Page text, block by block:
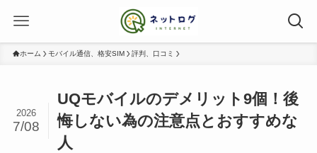
ホーム モバイル通信、格安SIM 評判、口コミ
UQモバイルのデメリット9個！後
悔しない為の注意点とおすすめな
人
2026
7/08